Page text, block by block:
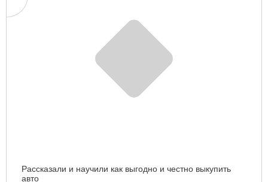
Рассказали и научили как выгодно и честно выкупить
авто